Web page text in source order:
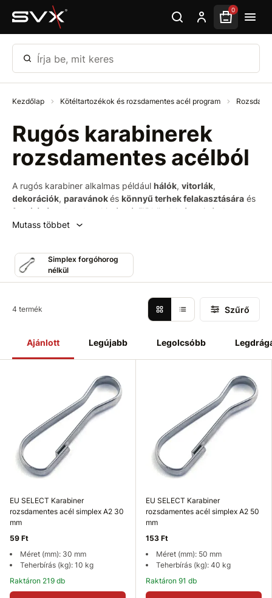
Ugrás az oldal fő részéhez 0
Írja be, mit keres
Kezdőlap Kötéltartozékok és rozsdamentes acél program
Rugós karabinerek
rozsdamentes acélból
A rugós karabiner alkalmas például hálók, vitorlák,
dekorációk, paravánokés könnyű terhek felakasztására és
feszítésére
. Azonban kis átmérőjű kötelek és zsinórok
összekötőésrögzítő elemeként
Mutass többet
Simplex forgóhorog
nélkül
Ajánlott Legújabb Legolcsóbb
4 termék Szűrő
EU SELECT Karabiner
rozsdamentes acél simplex A2 30
mm
59 Ft
Méret (mm): 30 mm
Teherbírás (kg): 10 kg
Raktáron 219 db
EU SELECT Karabiner
rozsdamentes acél simplex A2 50
mm
153 Ft
Méret (mm): 50 mm
Teherbírás (kg): 40 kg
Raktáron 91 db